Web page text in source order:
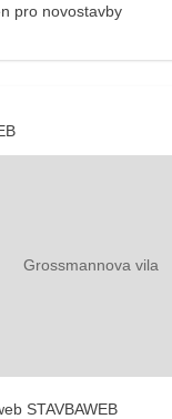
pro novostavby
STAVBAWEB